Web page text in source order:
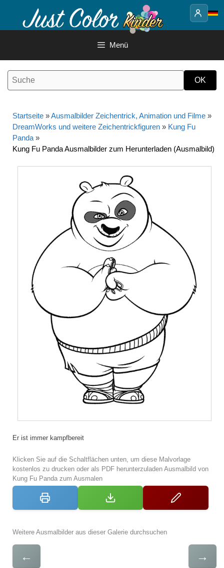
Inhalt
Menü
Startseite »Ausmalbilder Zeichentrick, Animation und Filme »
DreamWorks und weitere Zeichentrickfiguren » Kung Fu
Panda »
Kung Fu Panda Ausmalbilder zum Herunterladen (Ausmalbild)
Er ist immer kampfbereit
Klicken Sie auf die Schaltflächen unten, um diese Malvorlage
kostenlos zu drucken oder als PDF herunterzuladen Ausmalbild von
Kung Fu Panda zum Ausmalen
Weitere Ausmalbilder aus dieser Galerie durchsuchen
← →